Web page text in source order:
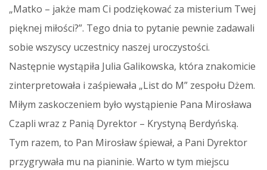
„Matko – jakże mam Ci podziękować za misterium Twej
pięknej miłości?”. Tego dnia to pytanie pewnie zadawali
sobie wszyscy uczestnicy naszej uroczystości.
Następnie wystąpiła Julia Galikowska, która znakomicie
zinterpretowała i zaśpiewała „List do M” zespołu Dżem.
Miłym zaskoczeniem było wystąpienie Pana Mirosława
Czapli wraz z Panią Dyrektor – Krystyną Berdyńską.
Tym razem, to Pan Mirosław śpiewał, a Pani Dyrektor
przygrywała mu na pianinie. Warto w tym miejscu